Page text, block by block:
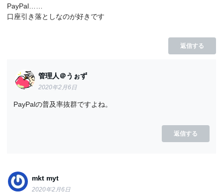
PayPal……
口座引き落としなのが好きです
返信する
管理人＠うぉず
2020年2月6日
PayPalの普及率抜群ですよね。
返信する
mkt myt
2020年2月6日